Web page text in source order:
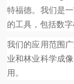
特福德。我们是
的工具，包括数
我们的应用范围
业和林业科学成
用。